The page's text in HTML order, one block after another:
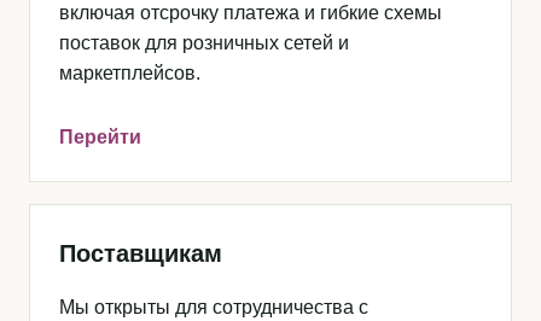
включая отсрочку платежа и гибкие схемы
поставок для розничных сетей и
маркетплейсов.
Перейти
Поставщикам
Мы открыты для сотрудничества с